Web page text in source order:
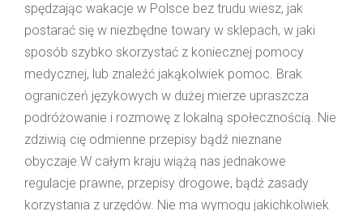
spędzając wakacje w Polsce bez trudu wiesz, jak
postarać się w niezbędne towary w sklepach, w jaki
sposób szybko skorzystać z koniecznej pomocy
medycznej, lub znaleźć jakąkolwiek pomoc. Brak
ograniczeń językowych w dużej mierze upraszcza
podróżowanie i rozmowę z lokalną społecznością. Nie
zdziwią cię odmienne przepisy bądź nieznane
obyczaje.W całym kraju wiążą nas jednakowe
regulacje prawne, przepisy drogowe, bądź zasady
korzystania z urzędów. Nie ma wymogu jakichkolwiek